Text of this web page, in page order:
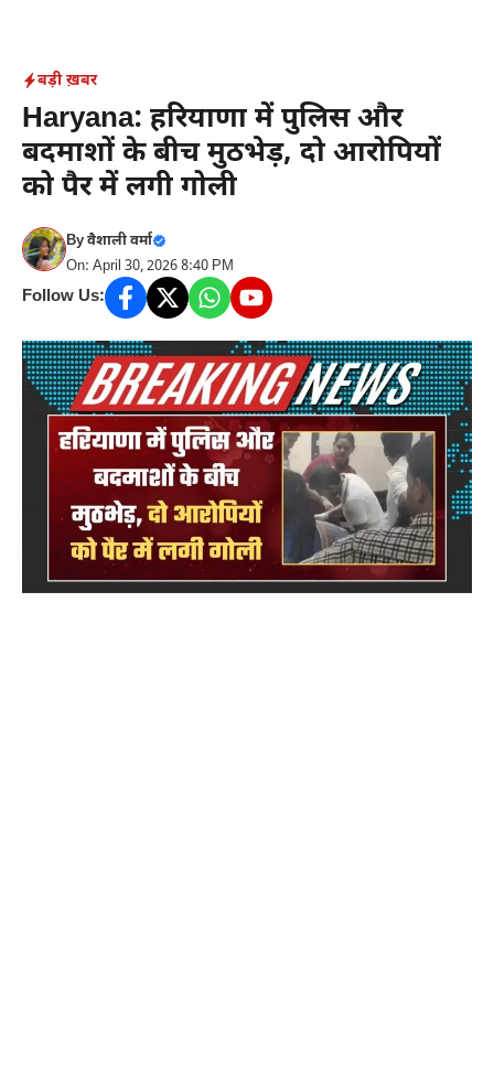
content
बड़ी ख़बर
Haryana: हरियाणा में पुलिस और
बदमाशों के बीच मुठभेड़, दो आरोपियों
को पैर में लगी गोली
Byवैशाली वर्मा
On: April 30, 2026 8:40 PM
Follow Us: